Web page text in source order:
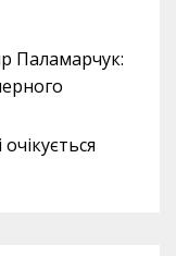
Паламарчук: